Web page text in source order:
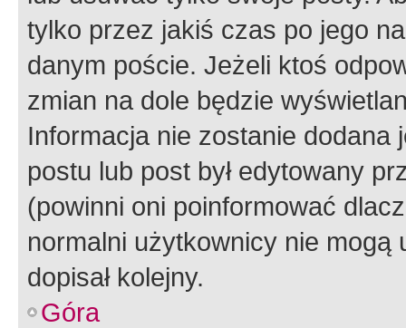
tylko przez jakiś czas po jego
danym poście. Jeżeli ktoś
zmian na dole będzie
Informacja nie zostanie dodana
postu lub post był edytowany
(powinni oni poinformować
normalni użytkownicy nie
dopisał kolejny.
Góra